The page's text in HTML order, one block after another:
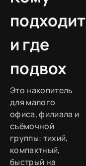
подходит
и где
подвох
Это накопитель
для малого
офиса, филиала и
съёмочной
группы: тихий,
компактный,
быстрый на